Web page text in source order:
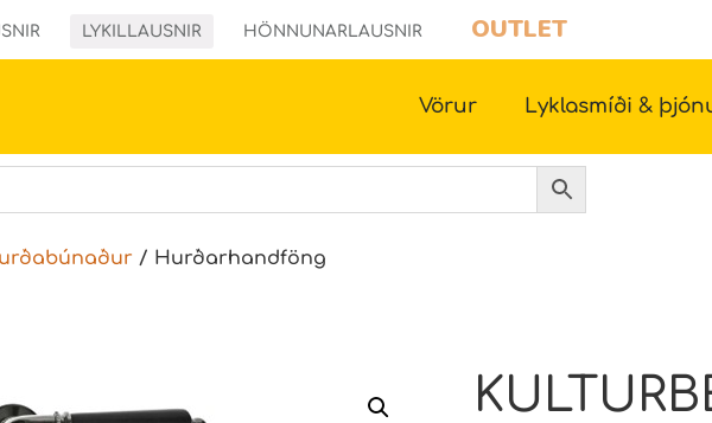
LYKILLAUSNIR HÖNNUNARLAUSNIR OUTLET
Vörur Lyklasmíði &
/ Hurðarhandföng